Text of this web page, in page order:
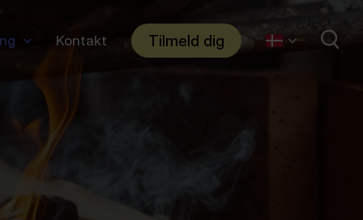
Kontakt Tilmeld dig